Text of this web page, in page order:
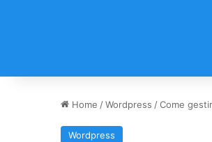
Home /Wordpress /Come
Wordpress